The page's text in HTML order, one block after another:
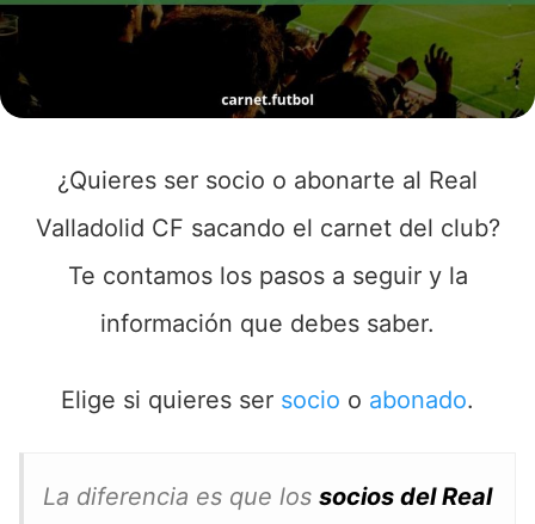
¿Quieres ser socio o abonarte al Real
Valladolid CF sacando el carnet del club?
Te contamos los pasos a seguir y la
información que debes saber.
Elige si quieres ser socio o abonado.
La diferencia es que los socios del Real